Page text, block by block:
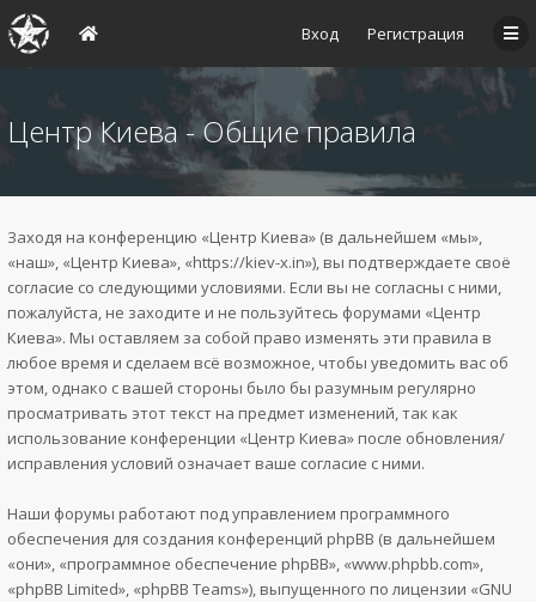
Вход Регистрация
Центр Киева - Общие правила
Заходя на конференцию «Центр Киева» (в дальнейшем «мы»,
«наш», «Центр Киева», «https://kiev-x.in»), вы подтверждаете своё
согласие со следующими условиями. Если вы не согласны с ними,
пожалуйста, не заходите и не пользуйтесь форумами «Центр
Киева». Мы оставляем за собой право изменять эти правила в
любое время и сделаем всё возможное, чтобы уведомить вас об
этом, однако с вашей стороны было бы разумным регулярно
просматривать этот текст на предмет изменений, так как
использование конференции «Центр Киева» после обновления/
исправления условий означает ваше согласие с ними.
Наши форумы работают под управлением программного
обеспечения для создания конференций phpBB (в дальнейшем
«они», «программное обеспечение phpBB», «www.phpbb.com»,
«phpBB Limited», «phpBB Teams»), выпущенного по лицензии «GNU